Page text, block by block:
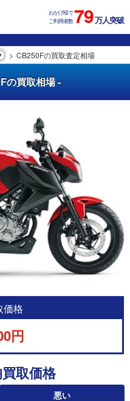
おかげ様で
ご利用者数79万人突破
CB250Fの買取査定相場
の買取相場 -
価格
円
取価格
悪い